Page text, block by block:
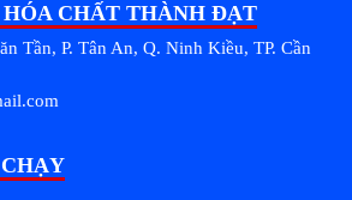
CHẤT THÀNH ĐẠT
Tần, P. Tân An, Q. Ninh Kiều, TP. Cần